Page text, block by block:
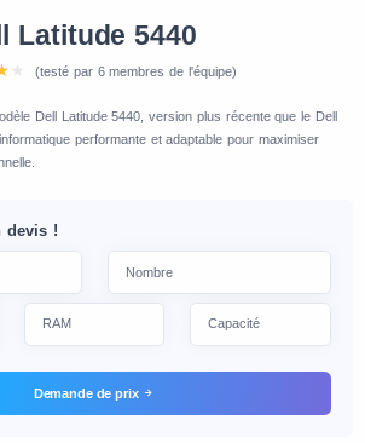
Latitude 5440
(testé par 6 membres de l'équipe)
Dell Latitude 5440, version plus récente que le Dell
performante et adaptable pour maximiser
devis !
Demande de prix